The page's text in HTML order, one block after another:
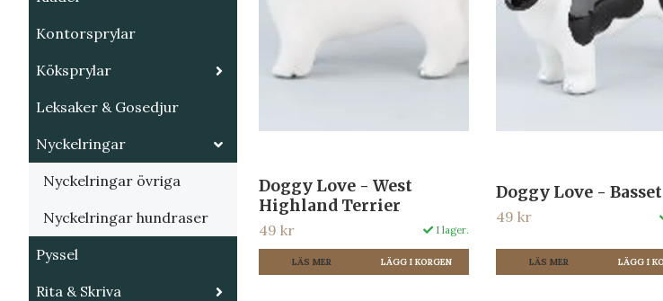
Kontorsprylar
Köksprylar
Leksaker & Gosedjur
Nyckelringar
Nyckelringar övriga
Nyckelringar hundraser
Pyssel
Rita & Skriva
Doggy Love - West
Highland Terrier
49 kr I lager.
LÄS MER
Doggy Love - Basset
49 kr
LÄS MER